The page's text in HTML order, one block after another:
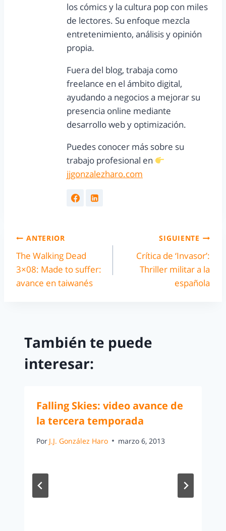
los cómics y la cultura pop con miles
de lectores. Su enfoque mezcla
entretenimiento, análisis y opinión
propia.
Fuera del blog, trabaja como
freelance en el ámbito digital,
ayudando a negocios a mejorar su
presencia online mediante
desarrollo web y optimización.
Puedes conocer más sobre su
trabajo profesional en
jjgonzalezharo.com
ANTERIOR
The Walking Dead
3×08: Made to suffer:
avance en taiwanés
SIGUIENTE
Crítica de ‘Invasor’:
Thriller militar a la
española
También te puede
interesar:
Falling Skies: video avance de
la tercera temporada
Por J.J. González Haro marzo 6, 2013